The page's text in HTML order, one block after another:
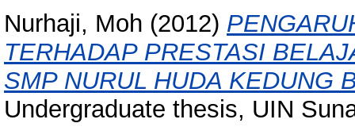
Nurhaji, Moh (2012)
TERHADAP PRESTASI
SMP NURUL HUDA KEDUNG
Undergraduate thesis, UIN